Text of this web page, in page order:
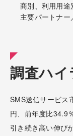
商別、利用用途
主要パートナ
調査ハイ
SMS送信サービス
円、前年度比34.9
引き続き高い伸び